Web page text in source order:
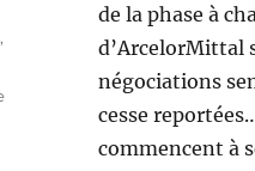
de la phase à
d’ArcelorMittal
négociations
cesse
commencent à
,
sur
ArcelorMittal